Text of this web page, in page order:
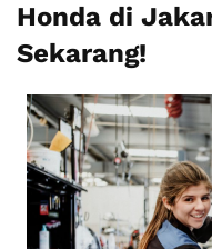
Honda di
Sekarang!